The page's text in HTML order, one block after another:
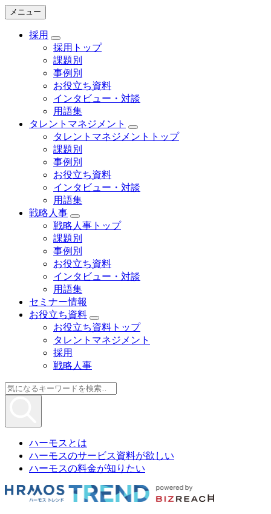
メニュー
採用
採用トップ
課題別
事例別
お役立ち資料
インタビュー・対談
用語集
タレントマネジメント
タレントマネジメントトップ
課題別
事例別
お役立ち資料
インタビュー・対談
用語集
戦略人事
戦略人事トップ
課題別
事例別
お役立ち資料
インタビュー・対談
用語集
セミナー情報
お役立ち資料
お役立ち資料トップ
タレントマネジメント
採用
戦略人事
ハーモスとは
ハーモスのサービス資料が欲しい
ハーモスの料金が知りたい